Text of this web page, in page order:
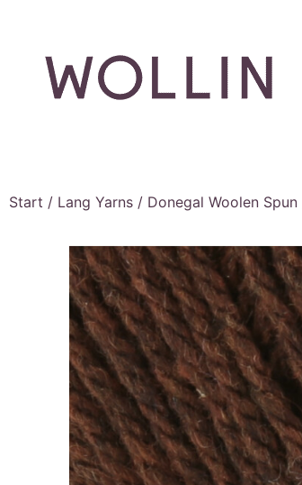
Start / Lang Yarns / Donegal Woolen Spun